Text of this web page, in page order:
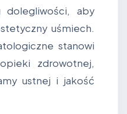
dolegliwości, aby
uśmiech.
stanowi
zdrowotnej,
ustnej i jakość